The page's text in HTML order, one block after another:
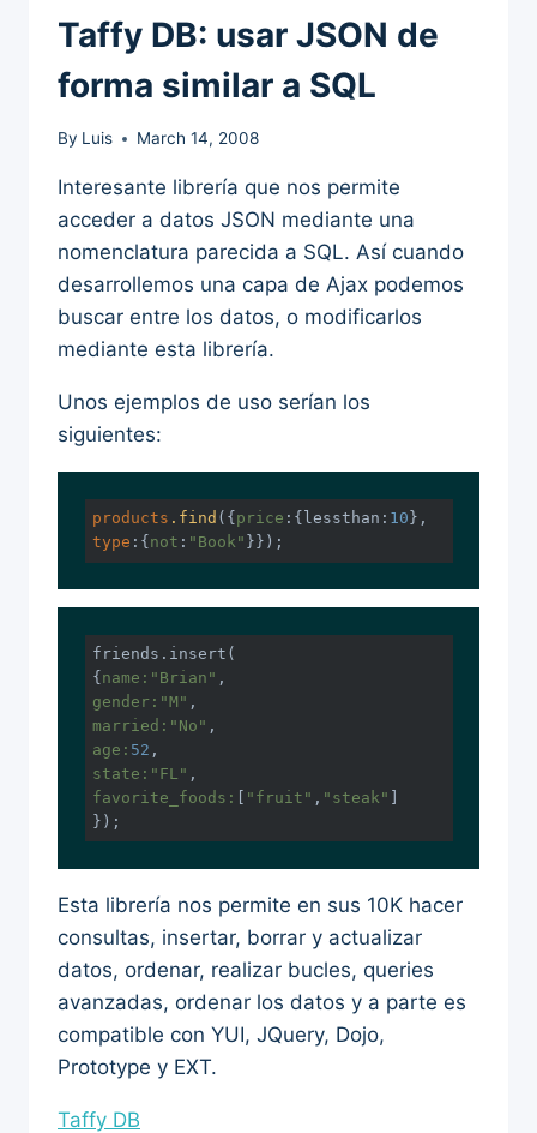
Taffy DB: usar JSON de
forma similar a SQL
By Luis March 14, 2008
Interesante librería que nos permite
acceder a datos JSON mediante una
nomenclatura parecida a SQL. Así cuando
desarrollemos una capa de Ajax podemos
buscar entre los datos, o modificarlos
mediante esta librería.
Unos ejemplos de uso serían los
siguientes:
products .find ({ price :{lessthan: 10
type :{ not : "Book" }});
friends.insert(
{ name: "Brian"
gender: "M"
married: "No"
age: 52
state: "FL"
favorite_foods:
"fruit" , "steak"
});
Esta librería nos permite en sus 10K hacer
consultas, insertar, borrar y actualizar
datos, ordenar, realizar bucles, queries
avanzadas, ordenar los datos y a parte es
compatible con YUI, JQuery, Dojo,
Prototype y EXT.
Taffy DB